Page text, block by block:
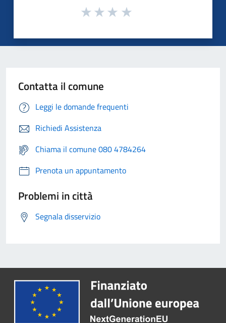
Contatta il comune
Leggi le domande frequenti
Richiedi Assistenza
Chiama il comune 080 4784264
Prenota un appuntamento
Problemi in città
Segnala disservizio